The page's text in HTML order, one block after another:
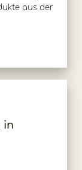
aus der
in